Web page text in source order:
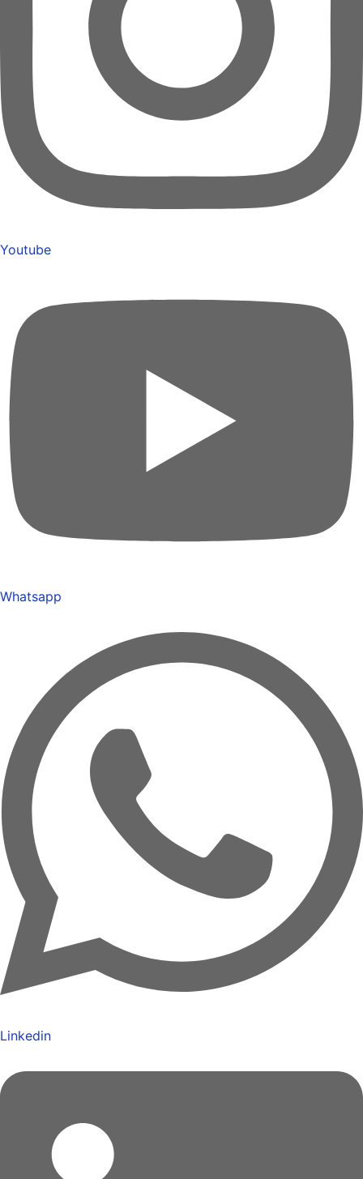
Youtube
Whatsapp
Linkedin